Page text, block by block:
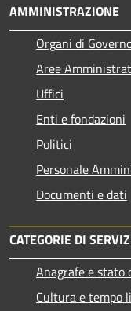
AMMINISTRAZIONE
Organi di
Aree
Uffici
Enti e fondazioni
Politici
Personale
Documenti e dati
CATEGORIE DI
Anagrafe e stato
Cultura e tempo